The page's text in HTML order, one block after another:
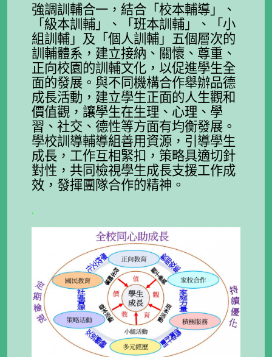
強調訓輔合一，結合「校本輔導」、
「級本訓輔」、「班本訓輔」、「小
組訓輔」及「個人訓輔」五個層次的
訓輔體系，建立接納、關懷、尊重、
正向校園的訓輔文化，以促進學生全
面的發展。與不同機構合作舉辦品德
成長活動，建立學生正面的人生觀和
價值觀，讓學生在生理、心理、學
習、社交、德性等方面有均衡發展。
學校訓導輔導組善用資源，引導學生
成長，工作互相緊扣，策略具適切針
對性，共同檢視學生成長支援工作成
效，發揮團隊合作的精神。
.